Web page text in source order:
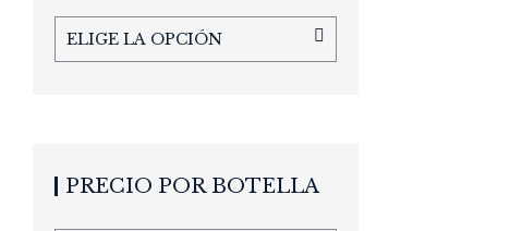
ELIGE LA OPCIÓN
PRECIO POR BOTELLA